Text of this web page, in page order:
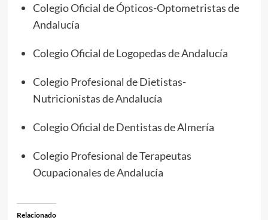
Colegio Oficial de Ópticos-Optometristas de
Andalucía
Colegio Oficial de Logopedas de Andalucía
Colegio Profesional de Dietistas-
Nutricionistas de Andalucía
Colegio Oficial de Dentistas de Almería
Colegio Profesional de Terapeutas
Ocupacionales de Andalucía
Relacionado